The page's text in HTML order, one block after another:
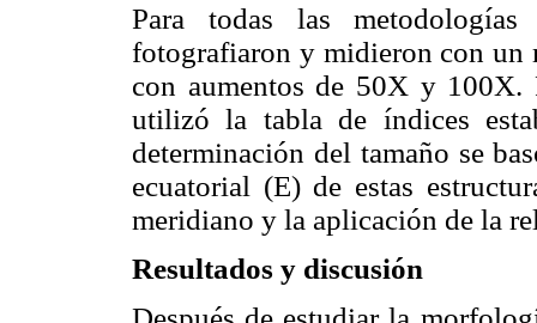
Para todas las
fotografiaron y midieron con
con aumentos de 50X y 100X.
utilizó la tabla de índices
determinación del tamaño se
ecuatorial (E) de estas
meridiano y la aplicación de la
Resultados y discusión